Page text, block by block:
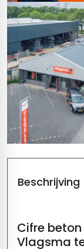
Beschrijving
Cifre
Vlagsma